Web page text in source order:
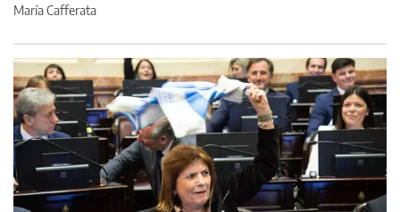
María Cafferata